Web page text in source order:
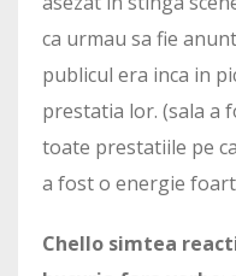
ca urmau sa fie
publicul era inca in
prestatia lor. (sala a
toate prestatiile pe
a fost o energie
Chello simtea